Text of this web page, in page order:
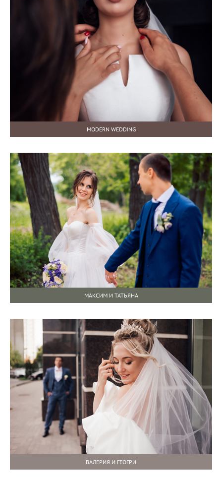
MODERN WEDDING
МАКСИМ И ТАТЬЯНА
ВАЛЕРИЯ И ГЕОГРИ